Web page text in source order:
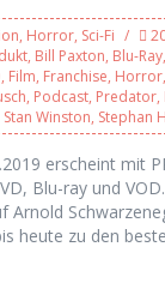
, Horror, Sci-Fi
, Bill Paxton, Blu-Ray,
, Film, Franchise, Horror,
, Podcast, Predator,
Stan Winston, Stephan
erscheint mit
Blu-ray und
Arnold
heute zu den